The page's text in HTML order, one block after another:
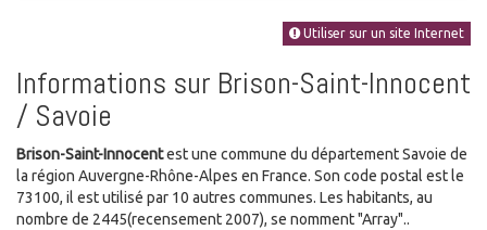
Utiliser sur un site Internet
Informations sur Brison-Saint-Innocent
/ Savoie
Brison-Saint-Innocentest une commune du département Savoie de
la région Auvergne-Rhône-Alpes en France. Son code postal est le
73100, il est utilisé par 10 autres communes. Les habitants, au
nombre de 2445(recensement 2007), se nomment "Array"..